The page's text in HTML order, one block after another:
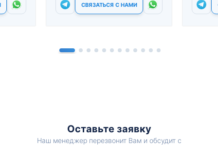
СВЯЗАТЬСЯ С НАМИ
Оставьте заявку
Наш менеджер перезвонит Вам и обсудит с